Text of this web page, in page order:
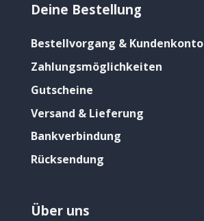
Deine Bestellung
Bestellvorgang & Kundenkonto
Zahlungsmöglichkeiten
Gutscheine
Versand & Lieferung
Bankverbindung
Rücksendung
Über uns